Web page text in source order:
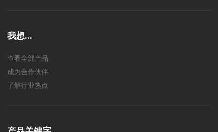
我想...
查看全部产品
成为合作伙伴
了解行业热点